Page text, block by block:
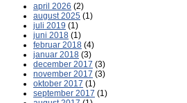
april 2026 (2)
august 2025 (1)
juli 2019 (1)
juni 2018 (1)
februar 2018 (4)
januar 2018 (3)
december 2017 (3)
november 2017 (3)
oktober 2017 (1)
september 2017 (1)